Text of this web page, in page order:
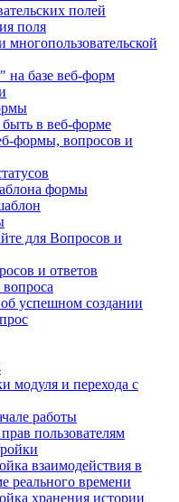
полей
поля
многопользовательской
на базе веб-форм
в веб-форме
формы, вопросов и
формы
для Вопросов и
и ответов
успешном создании
модуля и перехода с
работы
пользователям
взаимодействия в
реального времени
хранения истории